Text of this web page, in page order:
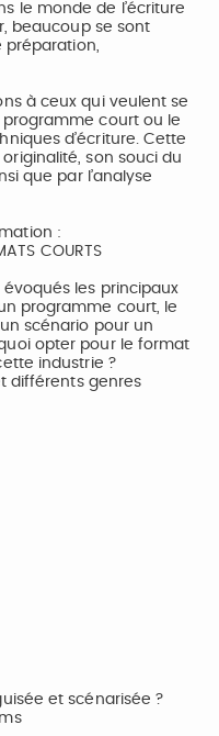
le monde de l’écriture
beaucoup se sont
préparation,
à ceux qui veulent se
court ou le
d’écriture. Cette
son souci du
que par l’analyse
:
COURTS
les principaux
programme court, le
scénario pour un
opter pour le format
industrie ?
différents genres
et scénarisée ?